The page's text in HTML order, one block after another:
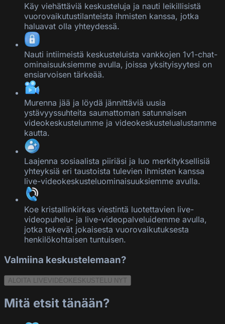
Käy viehättäviä keskusteluja ja nauti leikillisistä
vuorovaikutustilanteista ihmisten kanssa, jotka
haluavat olla yhteydessä.
Nauti intiimeistä keskusteluista vankkojen 1v1-chat-
ominaisuuksiemme avulla, joissa yksityisyytesi on
ensiarvoisen tärkeää.
Murenna jää ja löydä jännittäviä uusia
ystävyyssuhteita saumattoman satunnaisen
videokeskustelumme ja videokeskustelualustamme
kautta.
Laajenna sosiaalista piiriäsi ja luo merkityksellisiä
yhteyksiä eri taustoista tulevien ihmisten kanssa
live-videokeskusteluominaisuuksiemme avulla.
Koe kristallinkirkas viestintä luotettavien live-
videopuhelu- ja live-videopalveluidemme avulla,
jotka tekevät jokaisesta vuorovaikutuksesta
henkilökohtaisen tuntuisen.
Valmiina keskustelemaan?
ALOITA LIVEVIDEOKESKUSTELU NYT
Mitä etsit tänään?